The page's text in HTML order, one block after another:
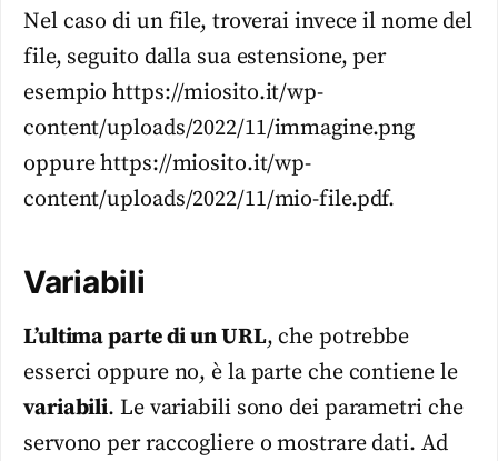
Nel caso di un file, troverai invece il nome del
file, seguito dalla sua estensione, per
esempio https://miosito.it/wp-
content/uploads/2022/11/immagine.png
oppure https://miosito.it/wp-
content/uploads/2022/11/mio-file.pdf.
Variabili
L’ultima parte di un URL, che potrebbe
esserci oppure no, è la parte che contiene le
variabili. Le variabili sono dei parametri che
servono per raccogliere o mostrare dati. Ad